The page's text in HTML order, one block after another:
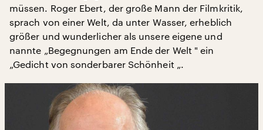
müssen. Roger Ebert, der große Mann der Filmkritik,
sprach von einer Welt, da unter Wasser, erheblich
größer und wunderlicher als unsere eigene und
nannte „Begegnungen am Ende der Welt " ein
„Gedicht von sonderbarer Schönheit „.